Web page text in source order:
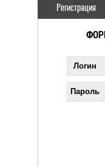
Регистрация
Логин
Пароль